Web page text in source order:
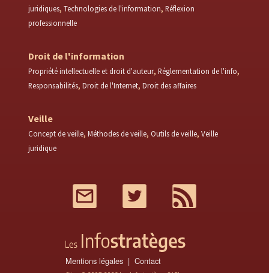
juridiques Technologies de l'information Réflexion
professionnelle
Droit de l'information
Propriété intellectuelle et droit d'auteur Réglementation de l'info
Responsabilités Droit de l'Internet Droit des affaires
Veille
Concept de veille Méthodes de veille Outils de veille Veille
juridique
Twitter
Mentions légales Contact